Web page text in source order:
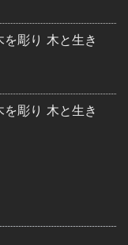
を彫り 木と生き
を彫り 木と生き